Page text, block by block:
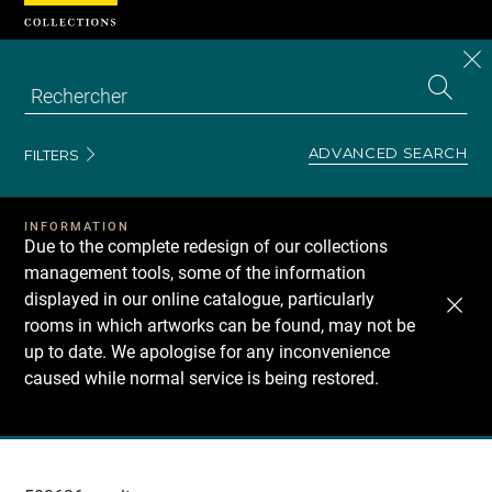
FILTERS ADVANCED SEARCH
INFORMATION
Due to the complete redesign of our collections
management tools, some of the information
displayed in our online catalogue, particularly
rooms in which artworks can be found, may not be
up to date. We apologise for any inconvenience
caused while normal service is being restored.
Recherche
Cookies management panel